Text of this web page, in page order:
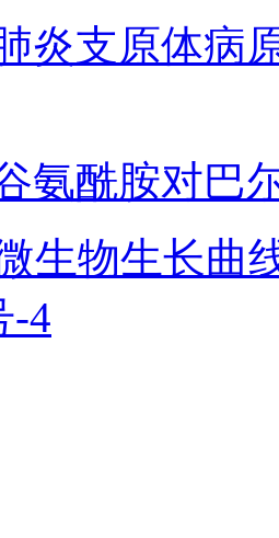
炎支原体病
氨酰胺对巴
生物生长曲
-4